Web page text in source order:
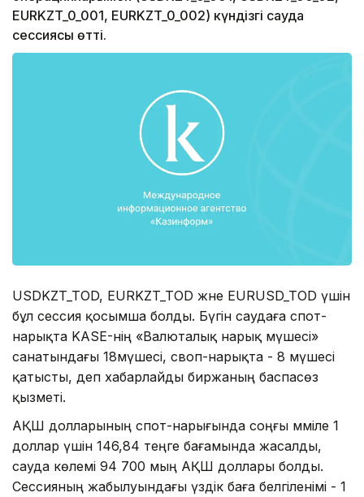
EURKZT_0_001, EURKZT_0_002) күндізгі сауда
сессиясы өтті.
USDKZT_TOD, EURKZT_TOD және EURUSD_TOD үшін
бұл сессия қосымша болды. Бүгін саудаға спот-
нарықта KASE-нің «Валюталық нарық мүшесі»
санатындағы 18мүшесі, своп-нарықта - 8 мүшесі
қатысты, деп хабарлайды биржаның баспасөз
қызметі.
АҚШ долларының спот-нарығында соңғы мәміле 1
доллар үшін 146,84 теңге бағамында жасалды,
сауда көлемі 94 700 мың АҚШ доллары болды.
Сессияның жабылуындағы үздік баға белгіленімі - 1